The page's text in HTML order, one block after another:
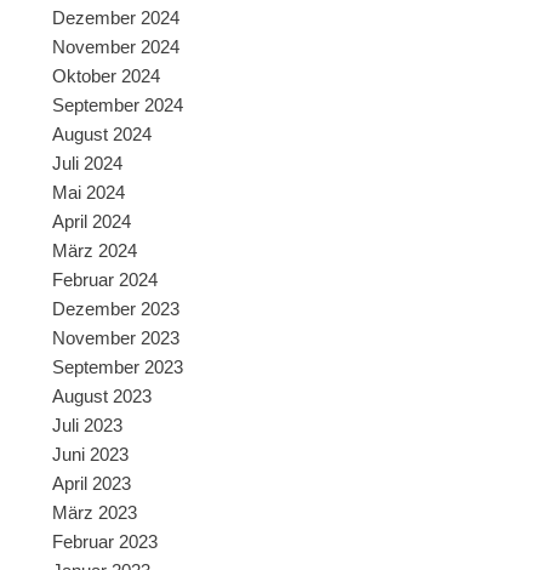
Dezember 2024
November 2024
Oktober 2024
September 2024
August 2024
Juli 2024
Mai 2024
April 2024
März 2024
Februar 2024
Dezember 2023
November 2023
September 2023
August 2023
Juli 2023
Juni 2023
April 2023
März 2023
Februar 2023